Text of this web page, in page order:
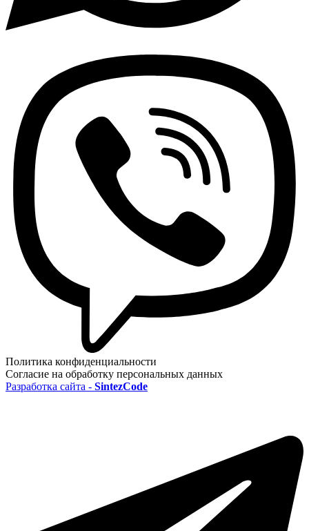
Политика конфиденциальности
Согласие на обработку персональных данных
Разработка сайта - SintezCode